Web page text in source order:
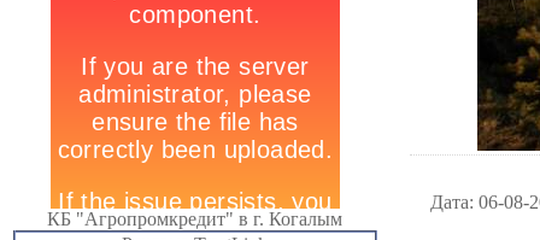
КБ "Агропромкредит" в г. Когалым
Дата: 06-08-